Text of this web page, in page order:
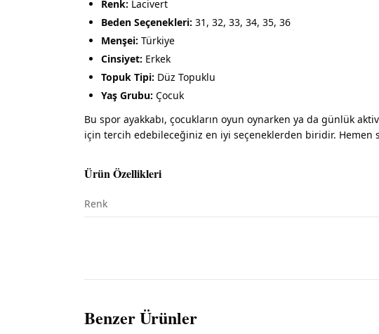
Renk: Lacivert
Beden Seçenekleri: 31, 32, 33, 34, 35, 36
Menşei: Türkiye
Cinsiyet: Erkek
Topuk Tipi: Düz Topuklu
Yaş Grubu: Çocuk
Bu spor ayakkabı, çocukların oyun oynarken ya da günlük
için tercih edebileceğiniz en iyi seçeneklerden biridir. Hemen
Ürün Özellikleri
Renk
Benzer Ürünler